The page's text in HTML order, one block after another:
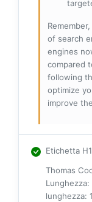
of search
engines
compared
following
optimize
improve
Etichetta H1
Thomas
lunghezza: